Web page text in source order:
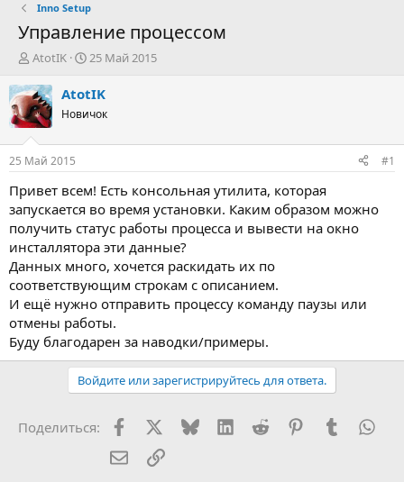
Inno Setup
Управление процессом
А
т
о
р
т
е
м
ы
AtotIK
Д
т
н
а
л
25 Май 2015
AtotIK
Новичок
25 Май 2015 #1
Привет всем! Есть консольная утилита, которая
запускается во время установки. Каким образом можно
получить статус работы процесса и вывести на окно
инсталлятора эти данные?
Данных много, хочется раскидать их по
соответствующим строкам с описанием.
И ещё нужно отправить процессу команду паузы или
отмены работы.
Буду благодарен за наводки/примеры.
Войдите или зарегистрируйтесь для ответа.
Поделиться: FacebookX (Twitter)
BlueskyLinkedInReddit PinterestTumblr
Электронная почта
Ссылка